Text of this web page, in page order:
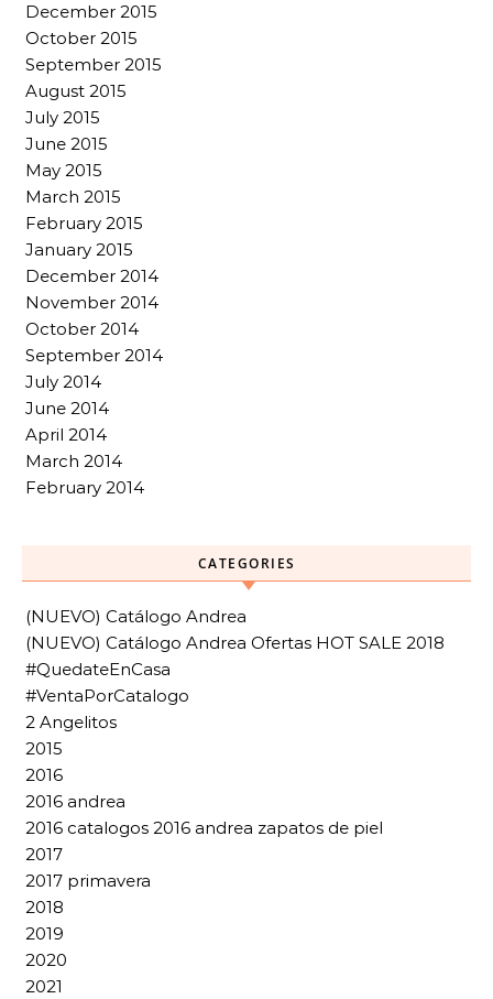
December 2015
October 2015
September 2015
August 2015
July 2015
June 2015
May 2015
March 2015
February 2015
January 2015
December 2014
November 2014
October 2014
September 2014
July 2014
June 2014
April 2014
March 2014
February 2014
CATEGORIES
(NUEVO) Catálogo Andrea
(NUEVO) Catálogo Andrea Ofertas HOT SALE 2018
#QuedateEnCasa
#VentaPorCatalogo
2 Angelitos
2015
2016
2016 andrea
2016 catalogos 2016 andrea zapatos de piel
2017
2017 primavera
2018
2019
2020
2021